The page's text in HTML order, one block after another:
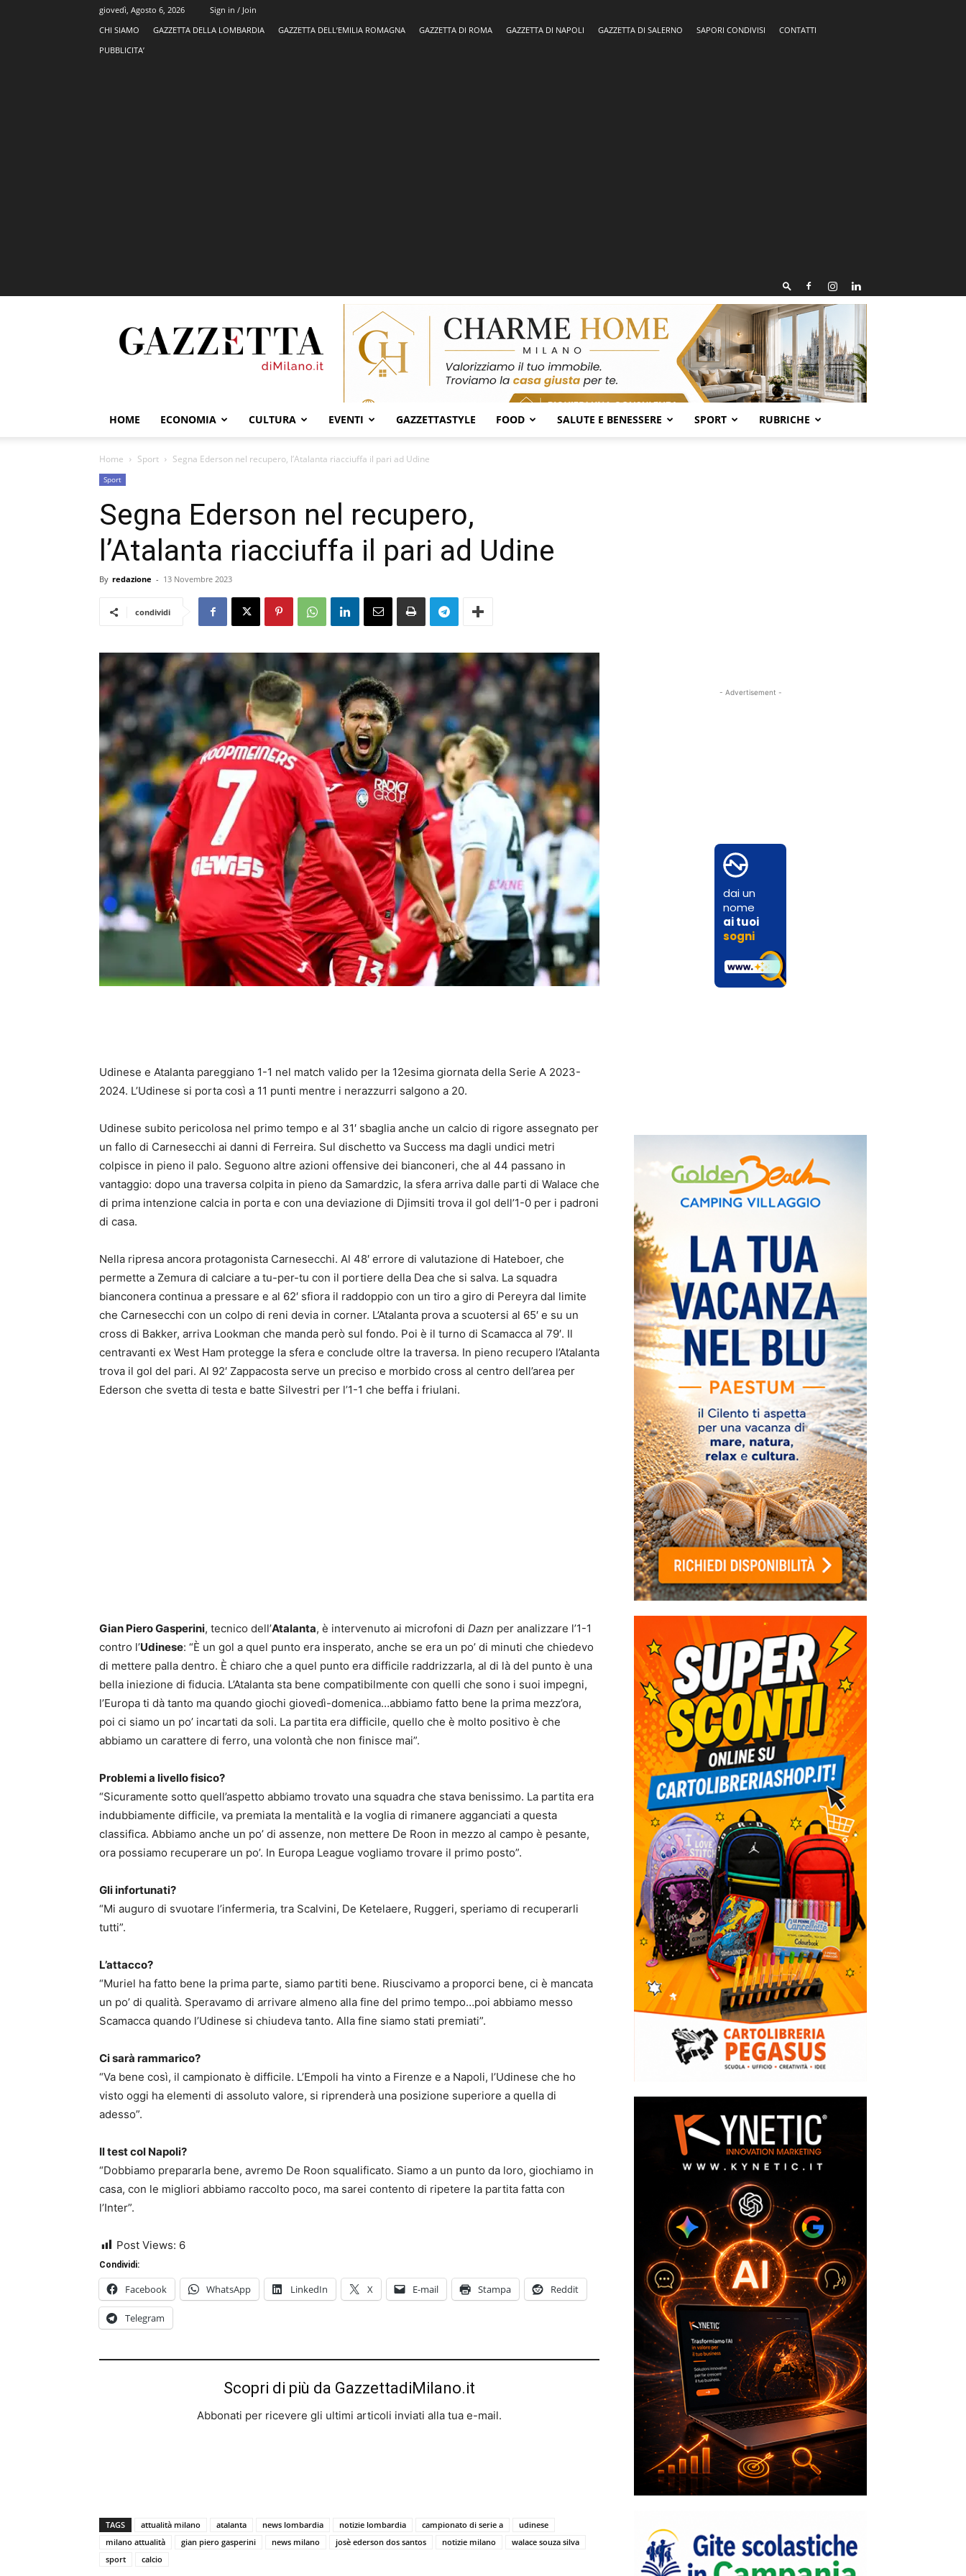
giovedì, Agosto 6, 2026
Sign in / Join
CHI SIAMO
GAZZETTA DELLA LOMBARDIA GAZZETTA DELL’EMILIA ROMAGNA GAZZETTA DI ROMA GAZZETTA DI NAPOLI GAZZETTA DI SALERNO SAPORI CONDIVISI
CONTATTI
PUBBLICITA’
HOME ECONOMIA CULTURA EVENTI GAZZETTASTYLE FOOD SALUTE E BENESSERE SPORT RUBRICHE
Home Sport Segna Ederson nel recupero, l’Atalanta riacciuffa il pari ad Udine
Sport
Segna Ederson nel recupero,
l’Atalanta riacciuffa il pari ad Udine
By redazione - 13 Novembre 2023
condividi
Udinese e Atalanta pareggiano 1-1 nel match valido per la 12esima giornata della Serie A 2023-
2024. L’Udinese si porta così a 11 punti mentre i nerazzurri salgono a 20.
Udinese subito pericolosa nel primo tempo e al 31′ sbaglia anche un calcio di rigore assegnato per
un fallo di Carnesecchi ai danni di Ferreira. Sul dischetto va Success ma dagli undici metri
colpisce in pieno il palo. Seguono altre azioni offensive dei bianconeri, che al 44 passano in
vantaggio: dopo una traversa colpita in pieno da Samardzic, la sfera arriva dalle parti di Walace che
di prima intenzione calcia in porta e con una deviazione di Djimsiti trova il gol dell’1-0 per i padroni
di casa.
Nella ripresa ancora protagonista Carnesecchi. Al 48′ errore di valutazione di Hateboer, che
permette a Zemura di calciare a tu-per-tu con il portiere della Dea che si salva. La squadra
bianconera continua a pressare e al 62′ sfiora il raddoppio con un tiro a giro di Pereyra dal limite
che Carnesecchi con un colpo di reni devia in corner. L’Atalanta prova a scuotersi al 65′ e su un
cross di Bakker, arriva Lookman che manda però sul fondo. Poi è il turno di Scamacca al 79′. Il
centravanti ex West Ham protegge la sfera e conclude oltre la traversa. In pieno recupero l’Atalanta
trova il gol del pari. Al 92′ Zappacosta serve un preciso e morbido cross al centro dell’area per
Ederson che svetta di testa e batte Silvestri per l’1-1 che beffa i friulani.
Gian Piero Gasperini, tecnico dell’Atalanta, è intervenuto ai microfoni di Dazn per analizzare l’1-1
contro l’Udinese: “È un gol a quel punto era insperato, anche se era un po’ di minuti che chiedevo
di mettere palla dentro. È chiaro che a quel punto era difficile raddrizzarla, al di là del punto è una
bella iniezione di fiducia. L’Atalanta sta bene compatibilmente con quelli che sono i suoi impegni,
l’Europa ti dà tanto ma quando giochi giovedì-domenica…abbiamo fatto bene la prima mezz’ora,
poi ci siamo un po’ incartati da soli. La partita era difficile, quello che è molto positivo è che
abbiamo un carattere di ferro, una volontà che non finisce mai”.
Problemi a livello fisico?
“Sicuramente sotto quell’aspetto abbiamo trovato una squadra che stava benissimo. La partita era
indubbiamente difficile, va premiata la mentalità e la voglia di rimanere agganciati a questa
classifica. Abbiamo anche un po’ di assenze, non mettere De Roon in mezzo al campo è pesante,
ora possiamo recuperare un po’. In Europa League vogliamo trovare il primo posto”.
Gli infortunati?
“Mi auguro di svuotare l’infermeria, tra Scalvini, De Ketelaere, Ruggeri, speriamo di recuperarli
tutti”.
L’attacco?
“Muriel ha fatto bene la prima parte, siamo partiti bene. Riuscivamo a proporci bene, ci è mancata
un po’ di qualità. Speravamo di arrivare almeno alla fine del primo tempo…poi abbiamo messo
Scamacca quando l’Udinese si chiudeva tanto. Alla fine siamo stati premiati”.
Ci sarà rammarico?
“Va bene così, il campionato è difficile. L’Empoli ha vinto a Firenze e a Napoli, l’Udinese che ho
visto oggi ha elementi di assoluto valore, si riprenderà una posizione superiore a quella di
adesso”.
Il test col Napoli?
“Dobbiamo prepararla bene, avremo De Roon squalificato. Siamo a un punto da loro, giochiamo in
casa, con le migliori abbiamo raccolto poco, ma sarei contento di ripetere la partita fatta con
l’Inter”.
Post Views: 6
Condividi:
Facebook WhatsApp LinkedIn X E-mail Stampa Reddit
Telegram
Scopri di più da GazzettadiMilano.it
Abbonati per ricevere gli ultimi articoli inviati alla tua e-mail.
TAGS attualità milano atalanta news lombardia notizie lombardia campionato di serie a
udinese
milano attualità
gian piero gasperini news milano josè ederson dos santos notizie milano
walace souza silva
sport
calcio
- Advertisement -